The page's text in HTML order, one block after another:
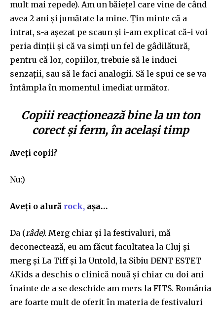
mult mai repede). Am un băiețel care vine de când
avea 2 ani și jumătate la mine. Țin minte că a
intrat, s-a așezat pe scaun și i-am explicat că-i voi
peria dinții și că va simți un fel de gâdilătură,
pentru că lor, copiilor, trebuie să le induci
senzații, sau să le faci analogii. Să le spui ce se va
întâmpla în momentul imediat următor.
Copiii reacționează bine la un ton
corect și ferm, în același timp
Aveți copii?
Nu:)
Aveți o alură rock, așa…
Da (râde). Merg chiar și la festivaluri, mă
deconectează, eu am făcut facultatea la Cluj și
merg și La Tiff și la Untold, la Sibiu DENT ESTET
4Kids a deschis o clinică nouă și chiar cu doi ani
înainte de a se deschide am mers la FITS. România
are foarte mult de oferit în materia de festivaluri